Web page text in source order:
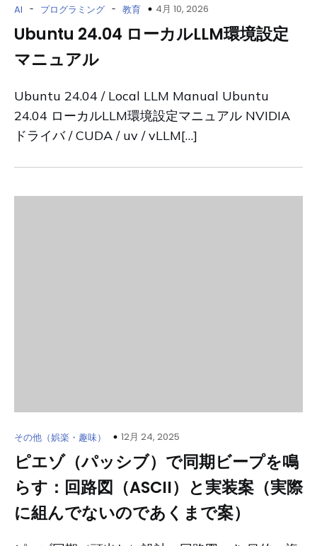
AI - プログラミング - 教育 4月 10, 2026
Ubuntu 24.04 ローカルLLM環境設定
マニュアル
Ubuntu 24.04 / Local LLM Manual Ubuntu
24.04 ローカルLLM環境設定マニュアル NVIDIA
ドライバ / CUDA / uv / vLLM[…]
その他（娯楽・趣味） 12月 24, 2025
ピエゾ（パッシブ）で同期ビープを鳴
らす：回路図（ASCII）と実装案（実際
に組んでないのであくまで案）